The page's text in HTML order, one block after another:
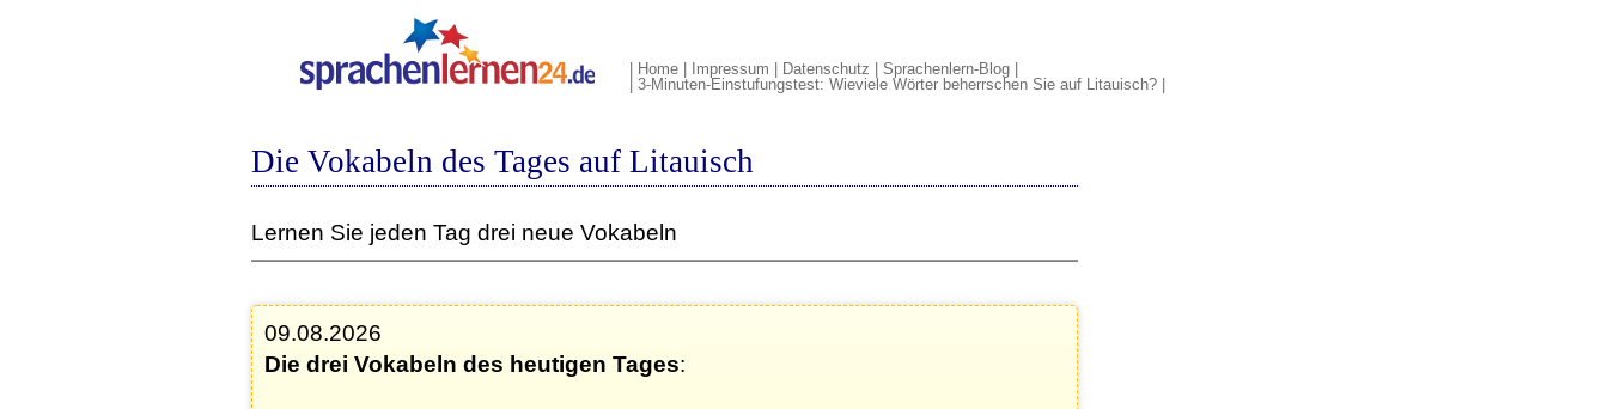
Home Impressum Datenschutz Sprachenlern-Blog
3-Minuten-Einstufungstest: Wieviele Wörter beherrschen Sie auf Litauisch?
Die Vokabeln des Tages auf Litauisch
Lernen Sie jeden Tag drei neue Vokabeln
09.08.2026
Die drei Vokabeln des heutigen Tages: